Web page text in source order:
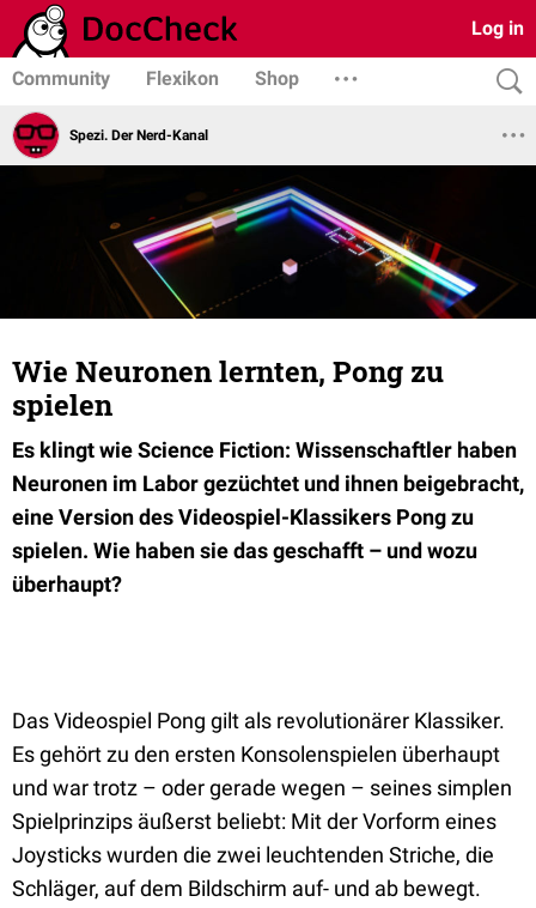
Log in
Community Flexikon Shop
Spezi. Der Nerd-Kanal
Wie Neuronen lernten, Pong zu
spielen
Es klingt wie Science Fiction: Wissenschaftler haben
Neuronen im Labor gezüchtet und ihnen beigebracht,
eine Version des Videospiel-Klassikers Pong zu
spielen. Wie haben sie das geschafft – und wozu
überhaupt?
Das Videospiel Pong gilt als revolutionärer Klassiker.
Es gehört zu den ersten Konsolenspielen überhaupt
und war trotz – oder gerade wegen – seines simplen
Spielprinzips äußerst beliebt: Mit der Vorform eines
Joysticks wurden die zwei leuchtenden Striche, die
Schläger, auf dem Bildschirm auf- und ab bewegt.